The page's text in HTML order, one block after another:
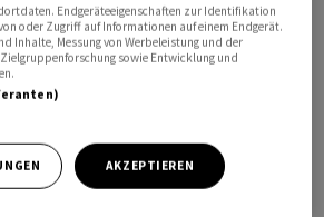
liegt im einstelligen
Sitze in 40 Ländern. In der Schweiz
jha/ls
Endgeräteeigenschaften zur Identifikation
oder Zugriff auf Informationen auf einem Endgerät.
Inhalte, Messung von Werbeleistung und der
sowie Entwicklung und
AKZEPTIEREN